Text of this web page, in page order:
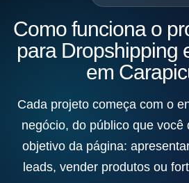
Como funciona o
para Dropshipping
em
Cada projeto começa com o
negócio, do público que você
objetivo da página:
leads, vender produtos ou